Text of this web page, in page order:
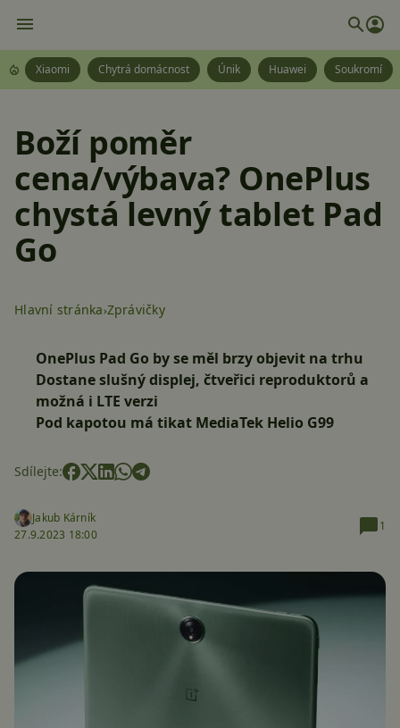
Xiaomi Chytrá domácnost Únik Huawei Soukromí
Boží poměr
cena/výbava? OnePlus
chystá levný tablet Pad
Go
Hlavní stránka Zprávičky
OnePlus Pad Go by se měl brzy objevit na trhu
Dostane slušný displej, čtveřici reproduktorů a
možná i LTE verzi
Pod kapotou má tikat MediaTek Helio G99
Sdílejte:
Jakub Kárník
27.9.2023 18:00
1